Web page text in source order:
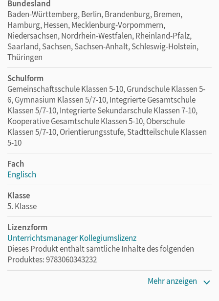
Bundesland
Baden-Württemberg, Berlin, Brandenburg, Bremen,
Hamburg, Hessen, Mecklenburg-Vorpommern,
Niedersachsen, Nordrhein-Westfalen, Rheinland-Pfalz,
Saarland, Sachsen, Sachsen-Anhalt, Schleswig-Holstein,
Thüringen
Schulform
Gemeinschaftsschule Klassen 5-10, Grundschule Klassen 5-
6, Gymnasium Klassen 5/7-10, Integrierte Gesamtschule
Klassen 5/7-10, Integrierte Sekundarschule Klassen 7-10,
Kooperative Gesamtschule Klassen 5-10, Oberschule
Klassen 5/7-10, Orientierungsstufe, Stadtteilschule Klassen
5-10
Fach
Englisch
Klasse
5. Klasse
Lizenzform
Unterrichtsmanager Kollegiumslizenz
Dieses Produkt enthält sämtliche Inhalte des folgenden
Produktes: 9783060343232
Mehr anzeigen